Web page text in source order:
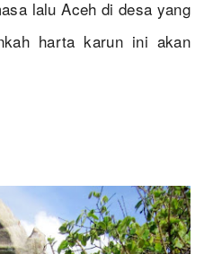
lalu Aceh di desa yang
harta karun ini akan